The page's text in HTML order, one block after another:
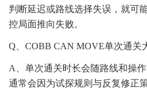
判断延迟或路线选择失误，就可
控局面推向失败。
Q、COBB CAN MOVE单次通关
A、单次通关时长会随路线和操
通常会因为试探规则与反复修正